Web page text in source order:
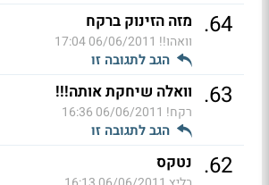
64
. מזה הזינוק ברקח
וואהו!! 06/06/2011 17:04
הגב לתגובה זו
63
. וואלה שיחקת אותה!!!
רקח! 06/06/2011 16:36
הגב לתגובה זו
62
. נטקס